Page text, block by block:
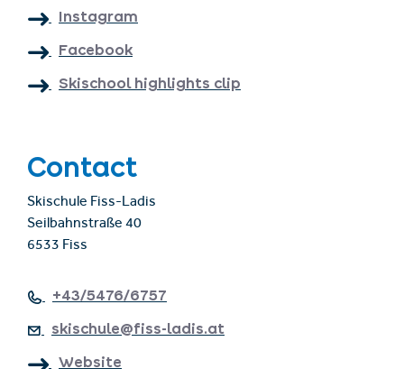
Instagram
Facebook
Skischool highlights clip
Contact
Skischule Fiss-Ladis
Seilbahnstraße 40
6533 Fiss
+43/5476/6757
skischule@fiss-ladis.at
Website